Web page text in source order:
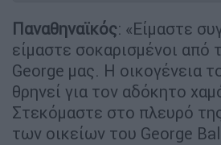
Παναθηναϊκός: «Είμαστε
είμαστε σοκαρισμένοι από
George μας. Η οικογένεια
θρηνεί για τον αδόκητο
Στεκόμαστε στο πλευρό
των οικείων του George